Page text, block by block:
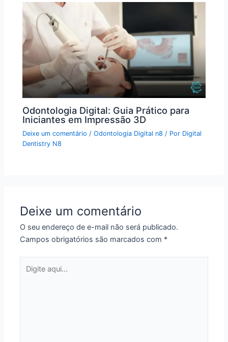
Odontologia Digital: Guia Prático para
Iniciantes em Impressão 3D
Deixe um comentário /Odontologia Digital n8 / Por Digital
Dentistry N8
Deixe um comentário
O seu endereço de e-mail não será publicado.
Campos obrigatórios são marcados com *
aqui...